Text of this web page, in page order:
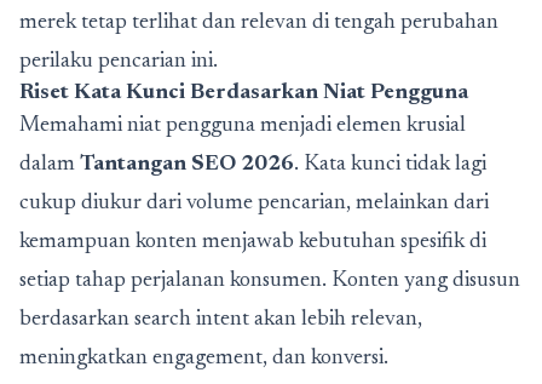
merek tetap terlihat dan relevan di tengah perubahan
perilaku pencarian ini.
Riset Kata Kunci Berdasarkan Niat Pengguna
Memahami niat pengguna menjadi elemen krusial
dalam Tantangan SEO 2026. Kata kunci tidak lagi
cukup diukur dari volume pencarian, melainkan dari
kemampuan konten menjawab kebutuhan spesifik di
setiap tahap perjalanan konsumen. Konten yang disusun
berdasarkan search intent akan lebih relevan,
meningkatkan engagement, dan konversi.